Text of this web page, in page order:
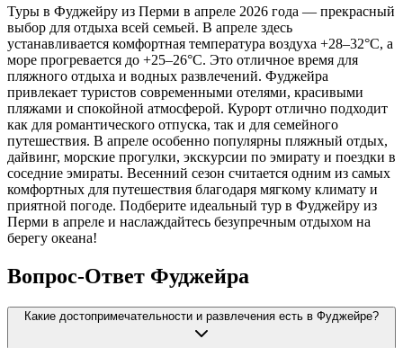
Туры в Фуджейру из Перми в апреле 2026 года — прекрасный
выбор для отдыха всей семьей. В апреле здесь
устанавливается комфортная температура воздуха +28–32°C, а
море прогревается до +25–26°C. Это отличное время для
пляжного отдыха и водных развлечений. Фуджейра
привлекает туристов современными отелями, красивыми
пляжами и спокойной атмосферой. Курорт отлично подходит
как для романтического отпуска, так и для семейного
путешествия. В апреле особенно популярны пляжный отдых,
дайвинг, морские прогулки, экскурсии по эмирату и поездки в
соседние эмираты. Весенний сезон считается одним из самых
комфортных для путешествия благодаря мягкому климату и
приятной погоде. Подберите идеальный тур в Фуджейру из
Перми в апреле и наслаждайтесь безупречным отдыхом на
берегу океана!
Вопрос-Ответ Фуджейра
Какие достопримечательности и развлечения есть в Фуджейре?